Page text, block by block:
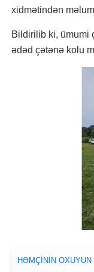
xidmətindən
Bildirilib ki, ümumi
ədəd çətənə kolu
HƏMÇININ OXUYUN